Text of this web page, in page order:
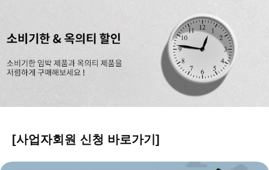
[사업자회원 신청 바로가기]